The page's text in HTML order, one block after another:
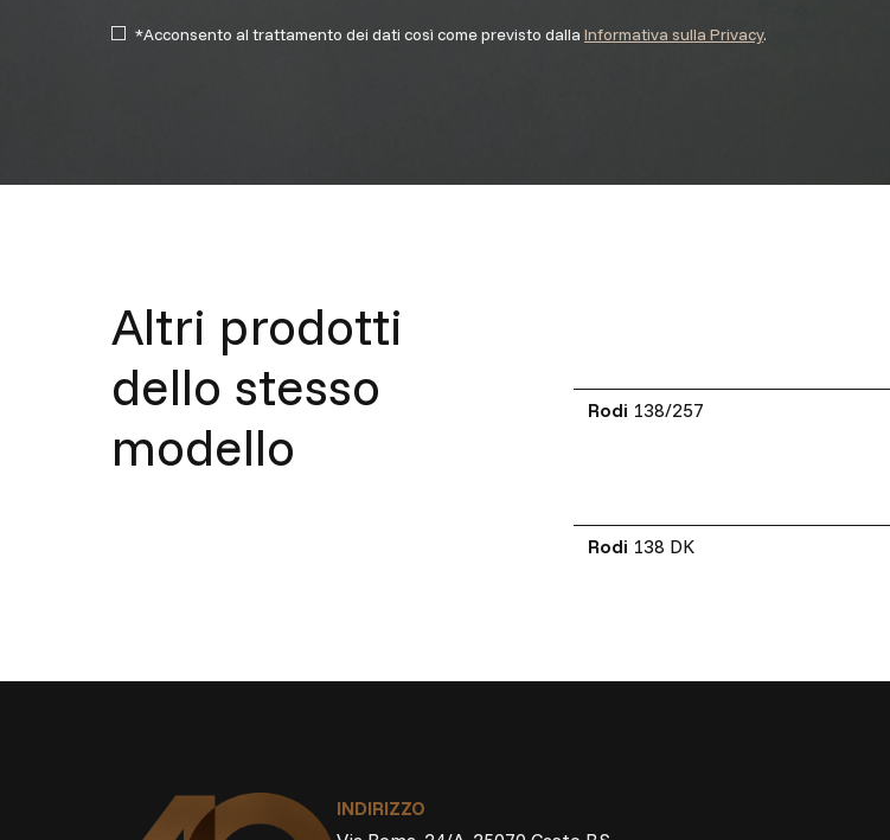
*Acconsento al trattamento dei dati così come previsto dallaInformativa sulla Privacy.
Altri prodotti
dello stesso
modello
Rodi 138/257
Rodi 138 DK
INDIRIZZO